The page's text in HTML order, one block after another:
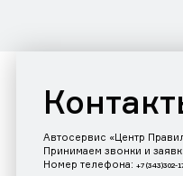
Автосервис «Центр
Принимаем звонки и
Номер телефона: +7 (343)302-